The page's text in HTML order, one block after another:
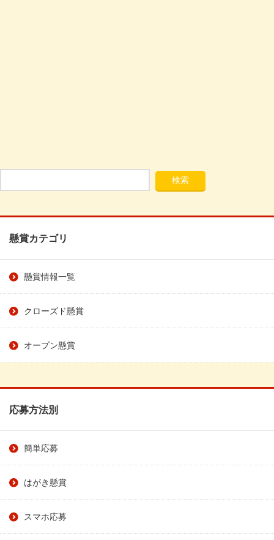
懸賞カテゴリ
懸賞情報一覧
クローズド懸賞
オープン懸賞
応募方法別
簡単応募
はがき懸賞
スマホ応募